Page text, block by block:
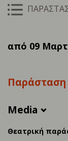
από 09
Παράσταση
Media
Θεατρική